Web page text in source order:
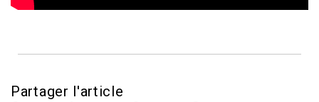
Partager l'article